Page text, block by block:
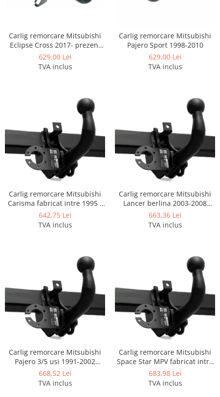
Carlige DR
Carlige Ebro
Carlige Fiat
Carlige Ford
Carlige Isuzu
Carlige Iveco
Carlige Jaecoo
Carlige Jaecoo 5
Carlige Jaecoo E5
Carlige Jeep
Carlige Kia
Carlige Lancia
Carlige Land Rover
Carlige Lexus
Carlige Mazda
Carlige Mercedes
Carlige MG
Carlig remorcare Mitsubishi
Eclipse Cross 2017- prezent
marca Imiola
629,00 Lei
TVA inclus
Carlig remorcare Mitsubishi
Pajero Sport 1998-2010
629,00 Lei
TVA inclus
Carlig remorcare Mitsubishi
Carisma fabricat intre 1995 -
2006 marca Autohak
642,75 Lei
TVA inclus
Carlig remorcare Mitsubishi
Lancer berlina 2003-2008
marca Autohak
663,36 Lei
TVA inclus
Carlig remorcare Mitsubishi
Pajero 3/5 usi 1991-2002
marca Autohak
668,52 Lei
TVA inclus
Carlig remorcare Mitsubishi
Space Star MPV fabricat intre
1998 - 2005 marca Autohak
683,98 Lei
TVA inclus